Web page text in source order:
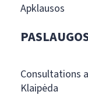
Apklausos
Consultations
Klaipėda